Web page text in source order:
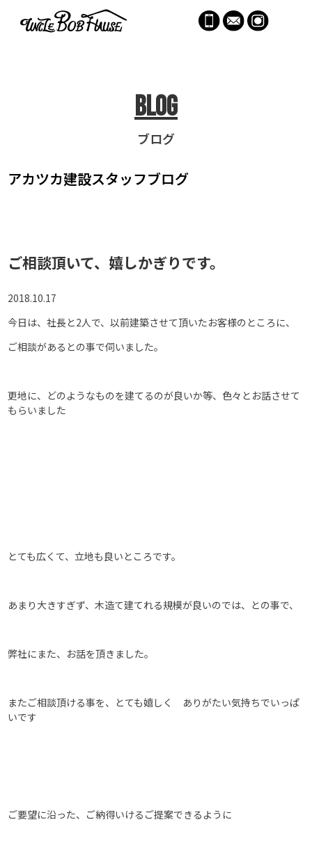
Blog
ブログ
アカツカ建設スタッフブログ
ご相談頂いて、嬉しかぎりです。
2018.10.17
今日は、社長と2人で、以前建築させて頂いたお客様のところに、
ご相談があるとの事で伺いました。
更地に、どのようなものを建てるのが良いか等、色々とお話させて
もらいました
とても広くて、立地も良いところです。
あまり大きすぎず、木造て建てれる規模が良いのでは、との事で、
弊社にまた、お話を頂きました。
またご相談頂ける事を、とても嬉しく ありがたい気持ちでいっぱ
いです
ご要望に沿った、ご納得いけるご提案できるように